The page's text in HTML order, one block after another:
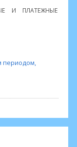
И ПЛАТЕЖНЫЕ
периодом,